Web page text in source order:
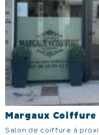
Margaux Coiffure
Salon de coiffure à